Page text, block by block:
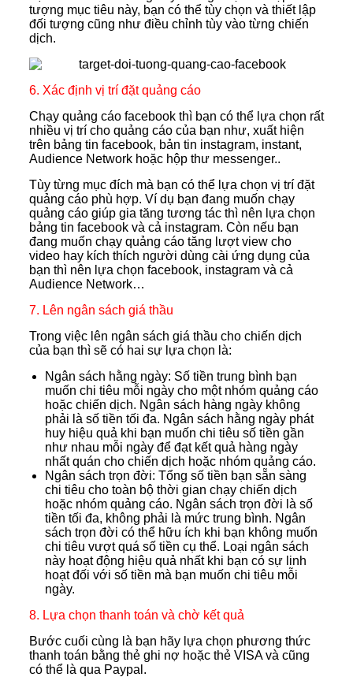
tượng mục tiêu này, bạn có thể tùy chọn và thiết lập
đối tượng cũng như điều chỉnh tùy vào từng chiến
dịch.
6. Xác định vị trí đặt quảng cáo
Chạy quảng cáo facebook thì bạn có thể lựa chọn rất
nhiều vị trí cho quảng cáo của bạn như, xuất hiện
trên bảng tin facebook, bản tin instagram, instant,
Audience Network hoặc hộp thư messenger..
Tùy từng mục đích mà bạn có thể lựa chọn vị trí đặt
quảng cáo phù hợp. Ví dụ bạn đang muốn chạy
quảng cáo giúp gia tăng tương tác thì nên lựa chọn
bảng tin facebook và cả instagram. Còn nếu bạn
đang muốn chạy quảng cáo tăng lượt view cho
video hay kích thích người dùng cài ứng dụng của
bạn thì nên lựa chọn facebook, instagram và cả
Audience Network…
7. Lên ngân sách giá thầu
Trong việc lên ngân sách giá thầu cho chiến dịch
của bạn thì sẽ có hai sự lựa chọn là:
Ngân sách hằng ngày: Số tiền trung bình bạn
muốn chi tiêu mỗi ngày cho một nhóm quảng cáo
hoặc chiến dịch. Ngân sách hàng ngày không
phải là số tiền tối đa. Ngân sách hằng ngày phát
huy hiệu quả khi bạn muốn chi tiêu số tiền gần
như nhau mỗi ngày để đạt kết quả hàng ngày
nhất quán cho chiến dịch hoặc nhóm quảng cáo.
Ngân sách trọn đời: Tổng số tiền bạn sẵn sàng
chi tiêu cho toàn bộ thời gian chạy chiến dịch
hoặc nhóm quảng cáo. Ngân sách trọn đời là số
tiền tối đa, không phải là mức trung bình. Ngân
sách trọn đời có thể hữu ích khi bạn không muốn
chi tiêu vượt quá số tiền cụ thể. Loại ngân sách
này hoạt động hiệu quả nhất khi bạn có sự linh
hoạt đối với số tiền mà bạn muốn chi tiêu mỗi
ngày.
8. Lựa chọn thanh toán và chờ kết quả
Bước cuối cùng là bạn hãy lựa chọn phương thức
thanh toán bằng thẻ ghi nợ hoặc thẻ VISA và cũng
có thể là qua Paypal.